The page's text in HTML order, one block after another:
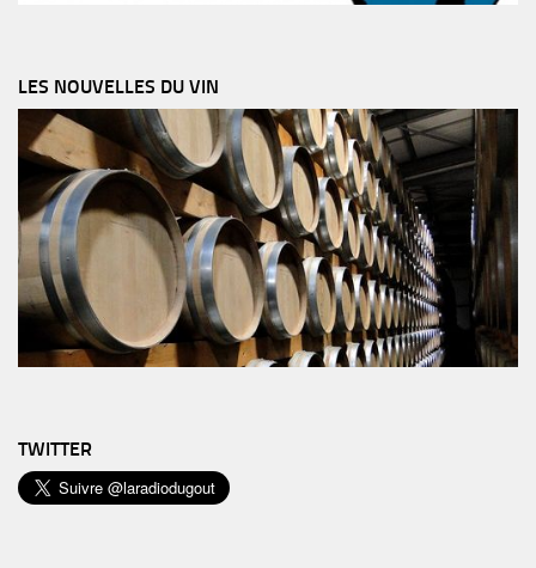
LES NOUVELLES DU VIN
TWITTER